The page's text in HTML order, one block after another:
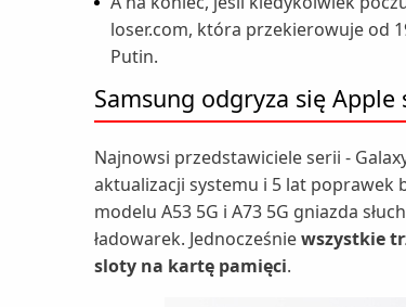
loser.com, która przekierowuje od
Putin.
Samsung odgryza się Apple
Najnowsi przedstawiciele serii -
aktualizacji systemu i 5 lat poprawek
modelu A53 5G i A73 5G gniazda
ładowarek. Jednocześniewszystkie
sloty na kartę pamięci.